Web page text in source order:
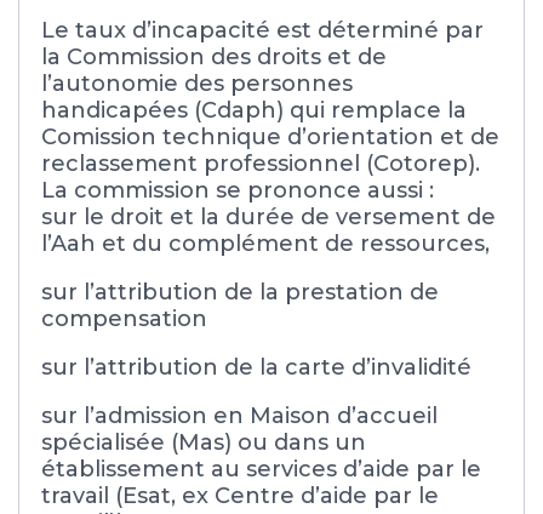
Le taux d’incapacité est déterminé par
la Commission des droits et de
l’autonomie des personnes
handicapées (Cdaph) qui remplace la
Comission technique d’orientation et de
reclassement professionnel (Cotorep).
La commission se prononce aussi :
sur le droit et la durée de versement de
l’Aah et du complément de ressources,
sur l’attribution de la prestation de
compensation
sur l’attribution de la carte d’invalidité
sur l’admission en Maison d’accueil
spécialisée (Mas) ou dans un
établissement au services d’aide par le
travail (Esat, ex Centre d’aide par le